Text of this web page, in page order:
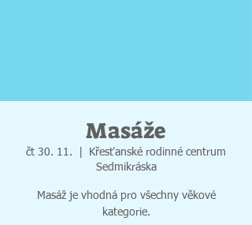
Masáže
čt 30. 11.
Křesťanské rodinné centrum
Sedmikráska
Masáž je vhodná pro všechny věkové
kategorie.